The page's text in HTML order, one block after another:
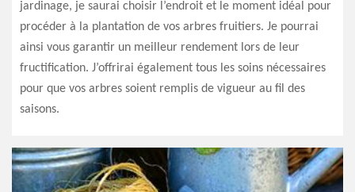
jardinage, je saurai choisir l’endroit et le moment idéal pour
procéder à la plantation de vos arbres fruitiers. Je pourrai
ainsi vous garantir un meilleur rendement lors de leur
fructification. J’offrirai également tous les soins nécessaires
pour que vos arbres soient remplis de vigueur au fil des
saisons.